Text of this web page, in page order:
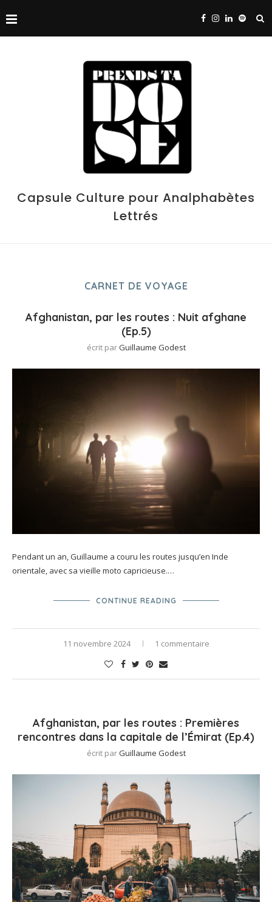
Capsule Culture pour Analphabètes
Lettrés
CARNET DE VOYAGE
Afghanistan, par les routes : Nuit afghane
(Ep.5)
écrit parGuillaume Godest
Pendant un an, Guillaume a couru les routes jusqu’en Inde
orientale, avec sa vieille moto capricieuse.…
CONTINUE READING
11 novembre 2024 1 commentaire
Afghanistan, par les routes : Premières
rencontres dans la capitale de l’Émirat (Ep.4)
écrit parGuillaume Godest